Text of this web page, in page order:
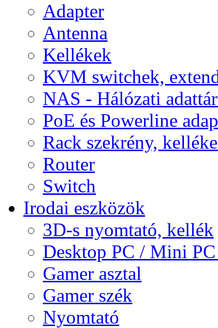
Adapter
Antenna
Kellékek
KVM switchek,
NAS - Hálózati
PoE és Powerline
Rack szekrény,
Router
Switch
Irodai eszközök
3D-s nyomtató, kellék
Desktop PC / Mini
Gamer asztal
Gamer szék
Nyomtató